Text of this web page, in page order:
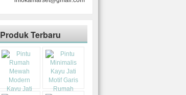
Produk Terbaru